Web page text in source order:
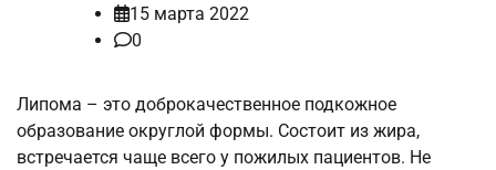
15 марта 2022
0
Липома – это доброкачественное подкожное
образование округлой формы. Состоит из жира,
встречается чаще всего у пожилых пациентов. Не